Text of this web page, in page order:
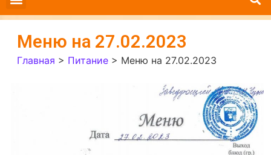
Меню на 27.02.2023
Главная > Питание > Меню на 27.02.2023